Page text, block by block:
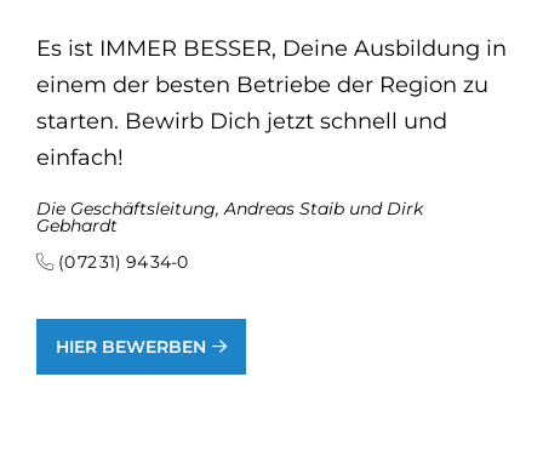
Es ist IMMER BESSER, Deine Ausbildung in
einem der besten Betriebe der Region zu
starten. Bewirb Dich jetzt schnell und
einfach!
Die Geschäftsleitung, Andreas Staib und Dirk
Gebhardt
(0 72 31) 94 34-0
HIER BEWERBEN